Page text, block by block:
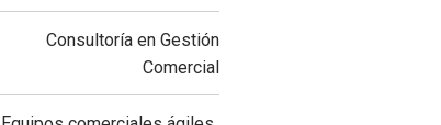
Consultoría en Gestión
Comercial